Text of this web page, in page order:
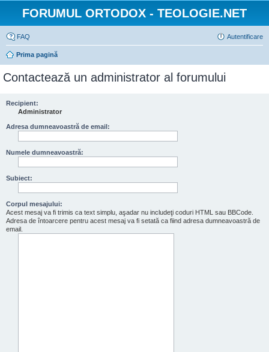
FORUMUL ORTODOX - TEOLOGIE.NET
FAQ Autentificare
Prima pagină
Contactează un administrator al forumului
Recipient:
Administrator
Adresa dumneavoastră de email:
Numele dumneavoastră:
Subiect:
Corpul mesajului:
Acest mesaj va fi trimis ca text simplu, aşadar nu includeţi coduri HTML sau BBCode.
Adresa de întoarcere pentru acest mesaj va fi setată ca fiind adresa dumneavoastră de
email.